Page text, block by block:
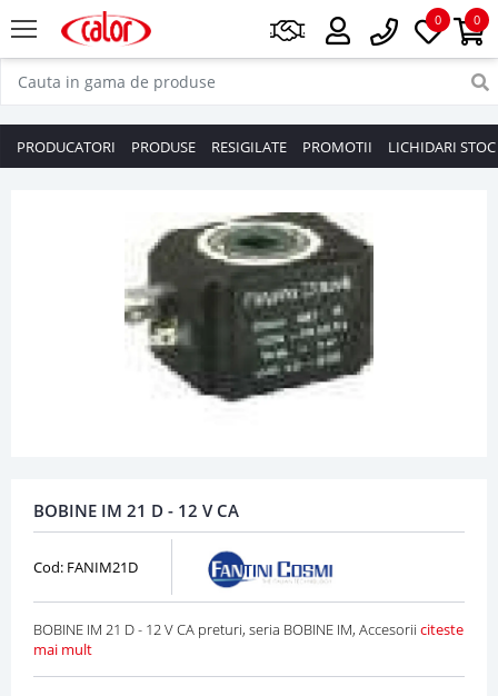
0
0
PRODUCATORI PRODUSE RESIGILATE PROMOTII LICHIDARI STOC
BOBINE IM 21 D - 12 V CA
Cod: FANIM21D
BOBINE IM 21 D - 12 V CA preturi, seria BOBINE IM, Accesorii citeste
mai mult